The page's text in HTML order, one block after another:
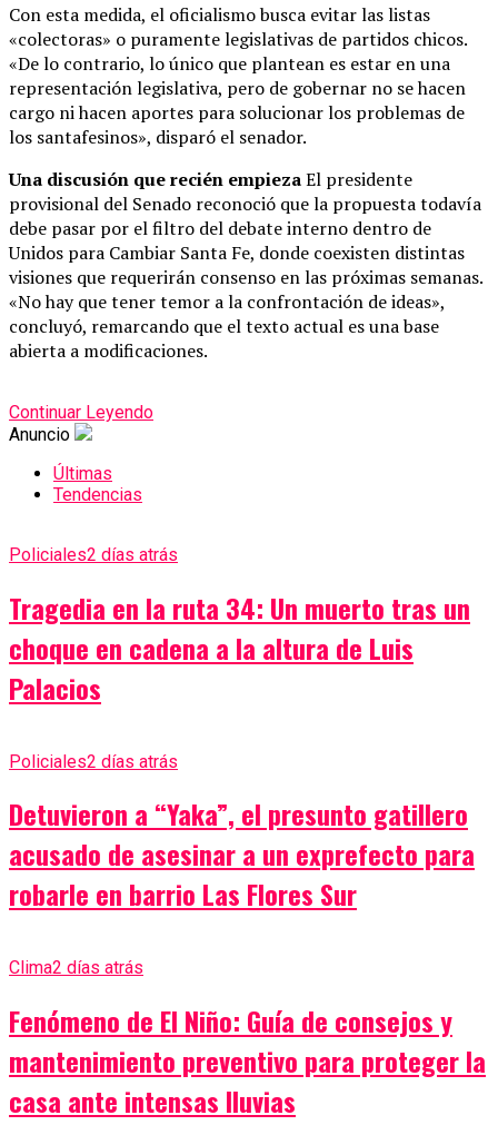
Con esta medida, el oficialismo busca evitar las listas
«colectoras» o puramente legislativas de partidos chicos.
«De lo contrario, lo único que plantean es estar en una
representación legislativa, pero de gobernar no se hacen
cargo ni hacen aportes para solucionar los problemas de
los santafesinos», disparó el senador.
Una discusión que recién empiezaEl presidente
provisional del Senado reconoció que la propuesta todavía
debe pasar por el filtro del debate interno dentro de
Unidos para Cambiar Santa Fe, donde coexisten distintas
visiones que requerirán consenso en las próximas semanas.
«No hay que tener temor a la confrontación de ideas»,
concluyó, remarcando que el texto actual es una base
abierta a modificaciones.
Continuar Leyendo
Anuncio
Últimas
Tendencias
Policiales2 días atrás
Tragedia en la ruta 34: Un muerto tras un
choque en cadena a la altura de Luis
Palacios
Policiales2 días atrás
Detuvieron a “Yaka”, el presunto gatillero
acusado de asesinar a un exprefecto para
robarle en barrio Las Flores Sur
Clima2 días atrás
Fenómeno de El Niño: Guía de consejos y
mantenimiento preventivo para proteger la
casa ante intensas lluvias